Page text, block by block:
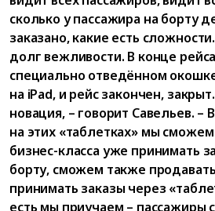
сколько у пассажира на борту
заказано, какие есть
долг вежливости. В конце
специально отведённом
на iPad, и рейс закончен,
новация, – говорит Савельев.
на этих «таблетках» мы
бизнес-класса уже принимать
борту, сможем также
принимать заказы через
есть мы приучаем – пассажиры